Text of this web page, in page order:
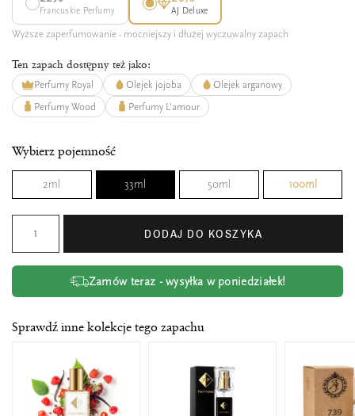
Francuskie Perfumy AJ Deluxe
Wyższe zaperfumowanie - mocniejszy i dłużej wyczuwalny zapach
Ten zapach dostępny też jako:
Perfumy Royal Olejek jojoba
Olejek arganowy
Perfumy Wood
Perfumy L'amour
Wybierz pojemność
2ml 33ml 50ml 100ml
DODAJ DO KOSZYKA
Zamów teraz - wysyłka w poniedziałek!
Sprawdź inne kolekcje tego zapachu